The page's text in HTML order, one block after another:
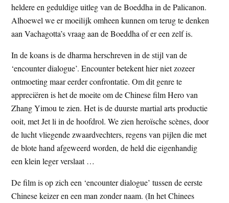
heldere en geduldige uitleg van de Boeddha in de Palicanon.
Alhoewel we er moeilijk omheen kunnen om terug te denken
aan Vachagotta’s vraag aan de Boeddha of er een zelf is.
In de koans is de dharma herschreven in de stijl van de
‘encounter dialogue’. Encounter betekent hier niet zozeer
ontmoeting maar eerder confrontatie. Om dit genre te
appreciëren is het de moeite om de Chinese film Hero van
Zhang Yimou te zien. Het is de duurste martial arts productie
ooit, met Jet li in de hoofdrol. We zien heroïsche scènes, door
de lucht vliegende zwaardvechters, regens van pijlen die met
de blote hand afgeweerd worden, de held die eigenhandig
een klein leger verslaat …
De film is op zich een ‘encounter dialogue’ tussen de eerste
Chinese keizer en een man zonder naam. (In het Chinees